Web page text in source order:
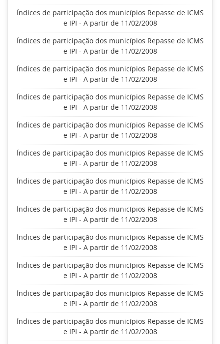
Índices de participação dos municípios Repasse de ICMS
e IPI - A partir de 11/02/2008
Índices de participação dos municípios Repasse de ICMS
e IPI - A partir de 11/02/2008
Índices de participação dos municípios Repasse de ICMS
e IPI - A partir de 11/02/2008
Índices de participação dos municípios Repasse de ICMS
e IPI - A partir de 11/02/2008
Índices de participação dos municípios Repasse de ICMS
e IPI - A partir de 11/02/2008
Índices de participação dos municípios Repasse de ICMS
e IPI - A partir de 11/02/2008
Índices de participação dos municípios Repasse de ICMS
e IPI - A partir de 11/02/2008
Índices de participação dos municípios Repasse de ICMS
e IPI - A partir de 11/02/2008
Índices de participação dos municípios Repasse de ICMS
e IPI - A partir de 11/02/2008
Índices de participação dos municípios Repasse de ICMS
e IPI - A partir de 11/02/2008
Índices de participação dos municípios Repasse de ICMS
e IPI - A partir de 11/02/2008
Índices de participação dos municípios Repasse de ICMS
e IPI - A partir de 11/02/2008